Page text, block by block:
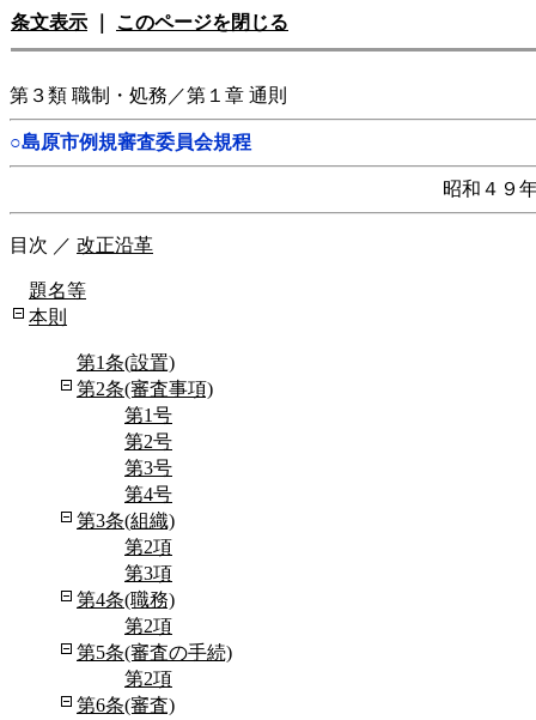
条文表示 このページを閉じる
第３類 職制・処務／第１章 通則
○島原市例規審査委員会規程
昭和４９
目次 ／ 改正沿革
題名等
本則
第1条(設置)
第2条(審査事項)
第1号
第2号
第3号
第4号
第3条(組織)
第2項
第3項
第4条(職務)
第2項
第5条(審査の手続)
第2項
第6条(審査)